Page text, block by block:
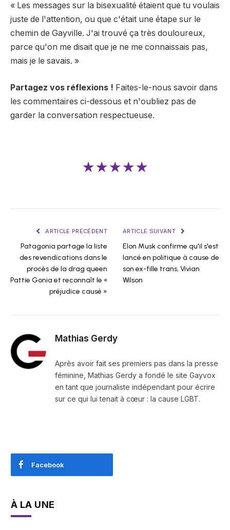
« Les messages sur la bisexualité étaient que tu voulais
juste de l'attention, ou que c'était une étape sur le
chemin de Gayville. J'ai trouvé ça très douloureux,
parce qu'on me disait que je ne me connaissais pas,
mais je le savais. »
Partagez vos réflexions ! Faites-le-nous savoir dans
les commentaires ci-dessous et n'oubliez pas de
garder la conversation respectueuse.
★★★★★
ARTICLE PRÉCÉDENT
Patagonia partage la liste
des revendications dans le
procès de la drag queen
Pattie Gonia et reconnaît le «
préjudice causé »
ARTICLE SUIVANT
Elon Musk confirme qu'il s'est
lancé en politique à cause de
son ex-fille trans, Vivian
Wilson
Mathias Gerdy
Après avoir fait ses premiers pas dans la presse
féminine, Mathias Gerdy a fondé le site Gayvox
en tant que journaliste indépendant pour écrire
sur ce qui lui tenait à cœur : la cause LGBT.
Facebook
À LA UNE